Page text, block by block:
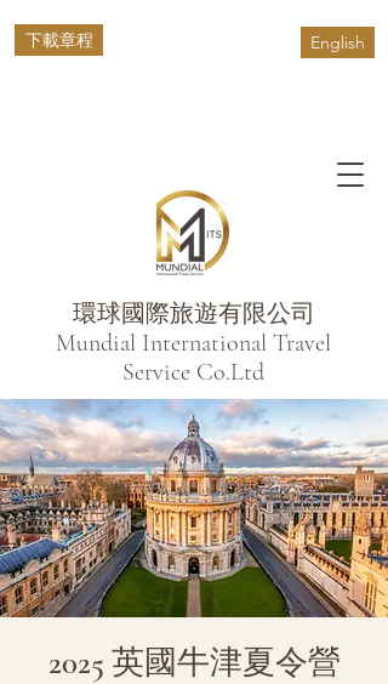
環球國際旅遊有限公司
​Mundial International Travel
Service Co.Ltd
English
下載章程
2025 英國牛津夏令營